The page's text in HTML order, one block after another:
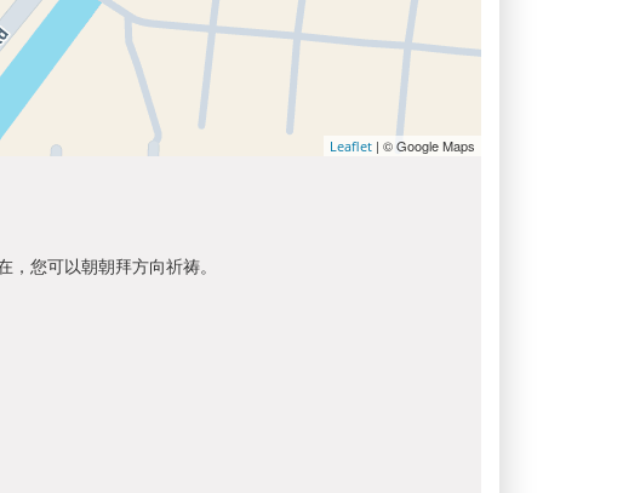
Leaflet | © Google Maps
您可以朝朝拜方向祈祷。